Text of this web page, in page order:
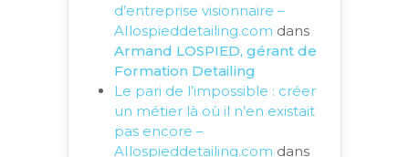
d’entreprise visionnaire –
AIlospieddetailing.com dans
Armand LOSPIED, gérant de
Formation Detailing
Le pari de l’impossible : créer
un métier là où il n’en existait
pas encore –
AIlospieddetailing.com dans